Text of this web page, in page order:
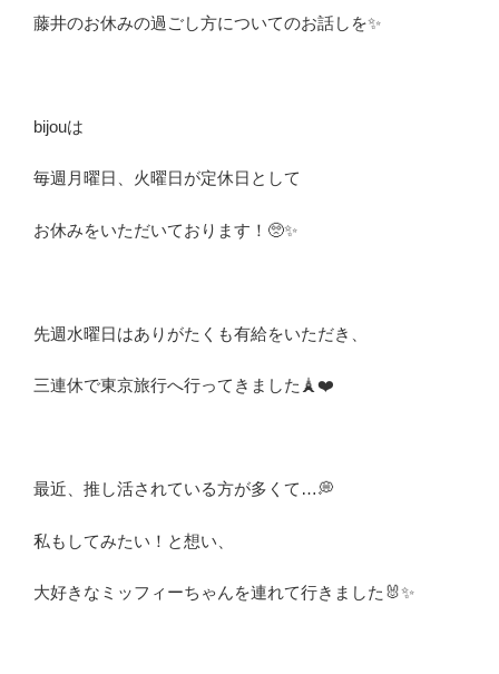
藤井のお休みの過ごし方についてのお話しを✨
bijouは
毎週月曜日、火曜日が定休日として
お休みをいただいております！🥺✨
先週水曜日はありがたくも有給をいただき、
三連休で東京旅行へ行ってきました🗼❤️
最近、推し活されている方が多くて…💭
私もしてみたい！と想い、
大好きなミッフィーちゃんを連れて行きました🐰✨